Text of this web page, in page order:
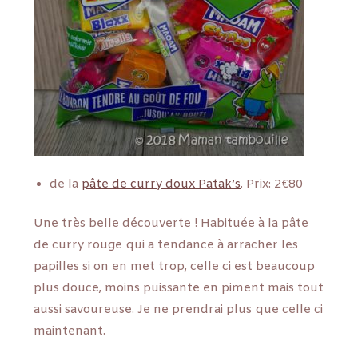
de la pâte de curry doux Patak’s. Prix: 2€80
Une très belle découverte ! Habituée à la pâte
de curry rouge qui a tendance à arracher les
papilles si on en met trop, celle ci est beaucoup
plus douce, moins puissante en piment mais tout
aussi savoureuse. Je ne prendrai plus que celle ci
maintenant.